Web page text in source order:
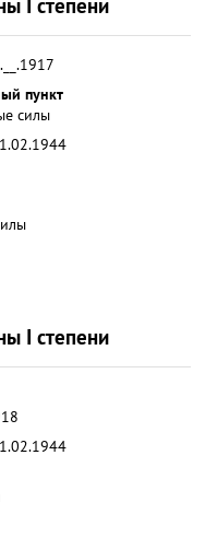
пункт
силы
I степени